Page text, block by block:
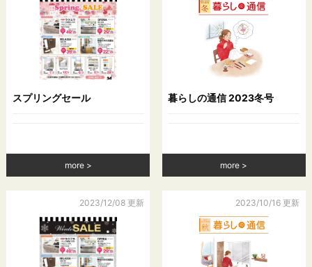
スプリングセール
more
暮らしの通信 2023冬号
more
2023/12/08 更新 2023/10/16 更新